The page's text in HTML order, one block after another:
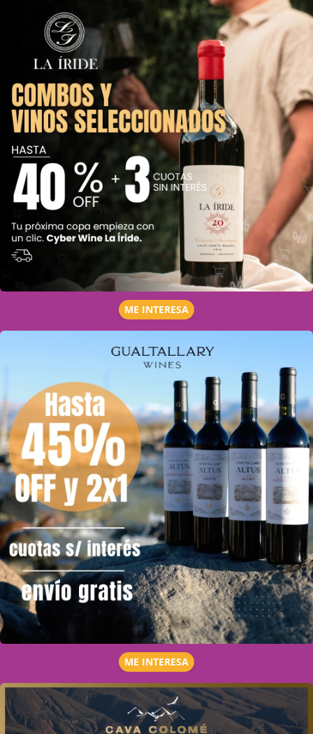
ME INTERESA
ME INTERESA